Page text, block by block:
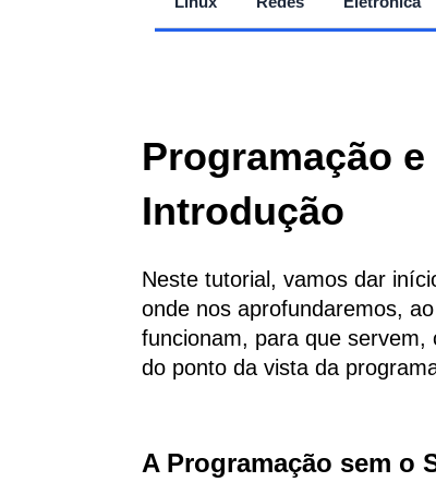
Programação
Introdução
Neste tutorial, vamos dar
onde nos aprofundaremos,
funcionam, para que
do ponto da vista da
A Programação sem o